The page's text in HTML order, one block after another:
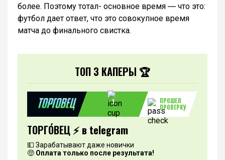
более. Поэтому тотал- основное время ― что это:
футбол дает ответ, что это совокупное время
матча до финального свистка.
ТОП 3 КАПЕРЫ 🏆
1
ПРОШЕЛ
ПРОВЕРКУ
ТОРГО́ВЕЦ ⚡️ в telegram
💵 Зарабатывают даже новички
🤑 Оплата только после результата!